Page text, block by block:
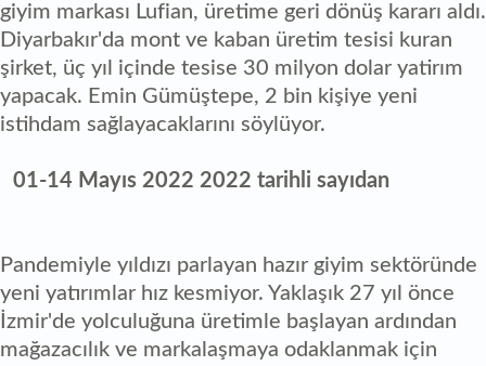
giyim markası Lufian, üretime geri dönüş kararı aldı.
Diyarbakır'da mont ve kaban üretim tesisi kuran
şirket, üç yıl içinde tesise 30 milyon dolar yatirım
yapacak. Emin Gümüştepe, 2 bin kişiye yeni
istihdam sağlayacaklarını söylüyor.
01-14 Mayıs 2022 2022 tarihli sayıdan
Pandemiyle yıldızı parlayan hazır giyim sektöründe
yeni yatırımlar hız kesmiyor. Yaklaşık 27 yıl önce
İzmir'de yolculuğuna üretimle başlayan ardından
mağazacılık ve markalaşmaya odaklanmak için